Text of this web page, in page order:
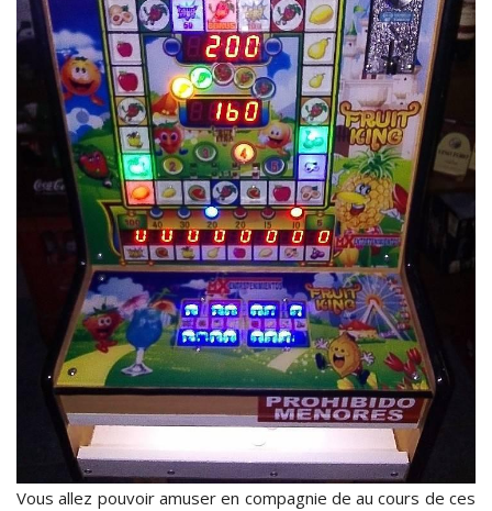
Vous allez pouvoir amuser en compagnie de au cours de ces